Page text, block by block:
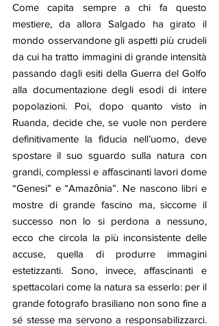
Come capita sempre a chi fa questo
mestiere, da allora Salgado ha girato il
mondo osservandone gli aspetti più crudeli
da cui ha tratto immagini di grande intensità
passando dagli esiti della Guerra del Golfo
alla documentazione degli esodi di intere
popolazioni. Poi, dopo quanto visto in
Ruanda, decide che, se vuole non perdere
definitivamente la fiducia nell’uomo, deve
spostare il suo sguardo sulla natura con
grandi, complessi e affascinanti lavori dome
“Genesi” e “Amazȏnia”. Ne nascono libri e
mostre di grande fascino ma, siccome il
successo non lo si perdona a nessuno,
ecco che circola la più inconsistente delle
accuse, quella di produrre immagini
estetizzanti. Sono, invece, affascinanti e
spettacolari come la natura sa esserlo: per il
grande fotografo brasiliano non sono fine a
sé stesse ma servono a responsabilizzarci.